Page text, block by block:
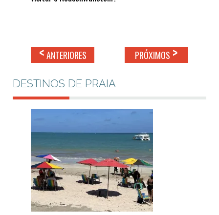
PRÓXIMOS>
<ANTERIORES
DESTINOS DE PRAIA